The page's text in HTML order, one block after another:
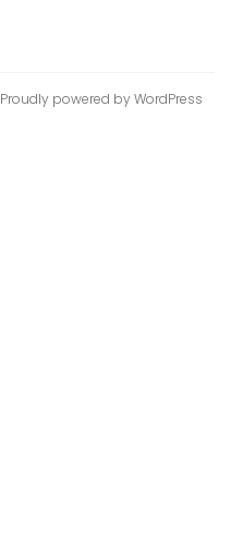
Proudly powered by WordPress